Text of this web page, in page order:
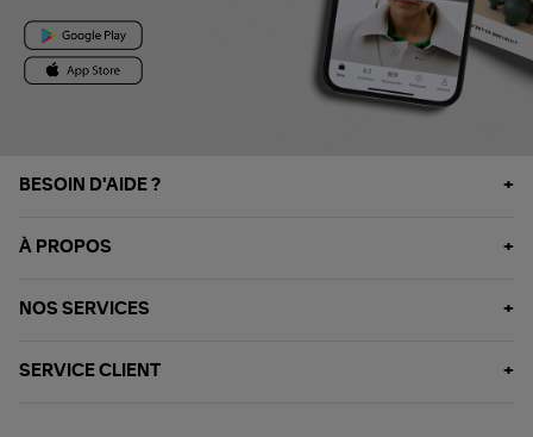
BESOIN D'AIDE ?
À PROPOS
NOS SERVICES
SERVICE CLIENT